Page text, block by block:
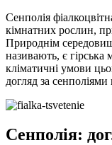
Сенполія
кімнатних рослин,
Природнім
називають, є гірська
кліматичні умови
догляд за сенполіями
Сенполія: